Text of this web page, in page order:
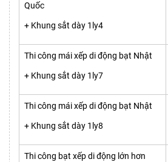
Quốc
+ Khung sắt dày 1ly4
Thi công mái xếp di động bạt Nhật
+ Khung sắt dày 1ly7
Thi công mái xếp di động bạt Nhật
+ Khung sắt dày 1ly8
Thi công bạt xếp di động lớn hơn